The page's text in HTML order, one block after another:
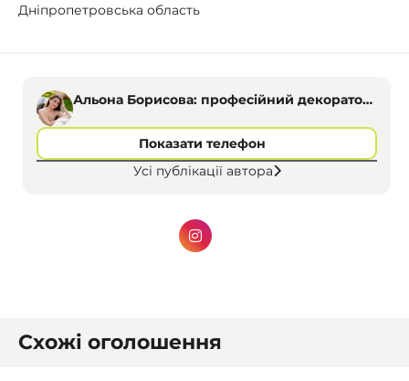
Дніпропетровська область
Альона Борисова: професійний декоратор
Показати телефон
Усі публікації автора
Схожі оголошення